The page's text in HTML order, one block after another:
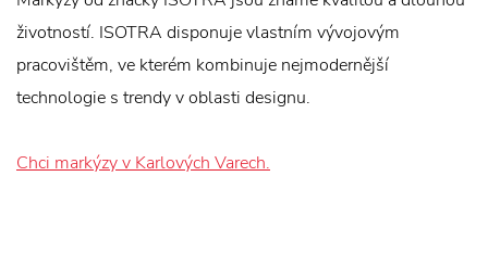
životností. ISOTRA disponuje vlastním vývojovým
pracovištěm, ve kterém kombinuje nejmodernější
technologie s trendy v oblasti designu.
Chci markýzy v Karlových Varech.